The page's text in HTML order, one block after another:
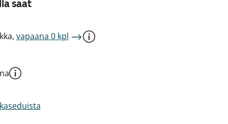
saat
vapaana 0 kpl